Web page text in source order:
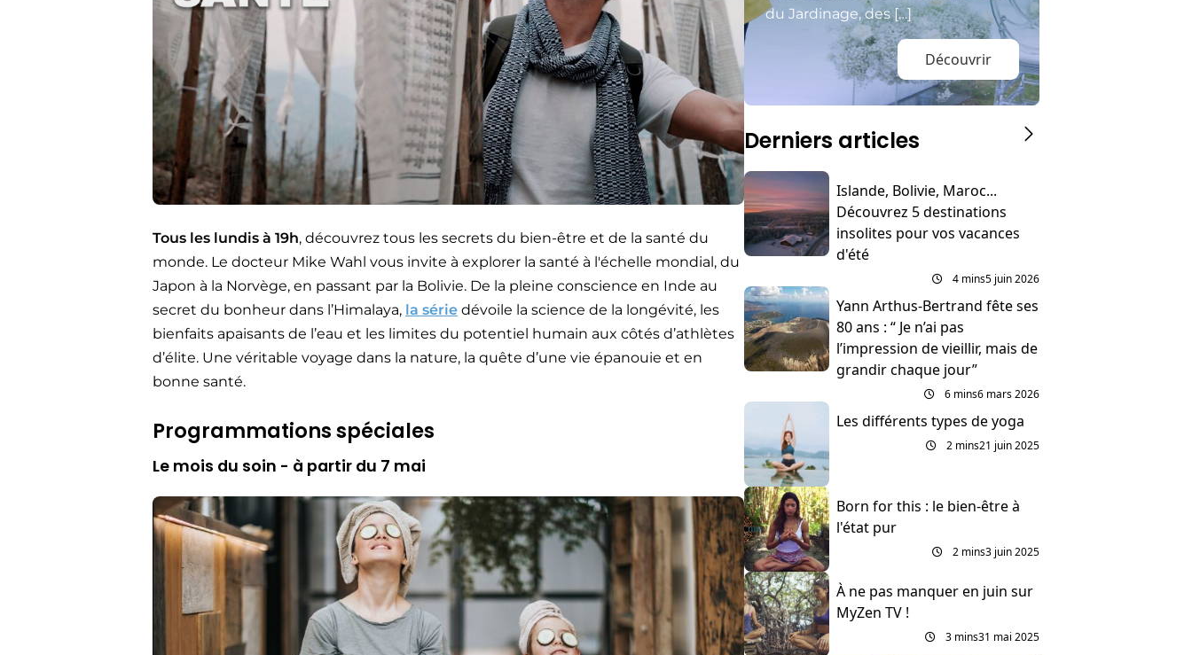
Tous les lundis à 19h, découvrez tous les secrets du bien-être et de la santé du
monde. Le docteur Mike Wahl vous invite à explorer la santé à l'échelle mondial, du
Japon à la Norvège, en passant par la Bolivie. De la pleine conscience en Inde au
secret du bonheur dans l’Himalaya, la série dévoile la science de la longévité, les
bienfaits apaisants de l’eau et les limites du potentiel humain aux côtés d’athlètes
d’élite. Une véritable voyage dans la nature, la quête d’une vie épanouie et en
bonne santé.
Programmations spéciales
Le mois du soin - à partir du 7 mai
du Jardinage, des […]
Découvrir
Derniers articles
Islande, Bolivie, Maroc...
Découvrez 5 destinations
insolites pour vos vacances
d'été
4 mins5 juin 2026
Yann Arthus-Bertrand fête ses
80 ans : “ Je n’ai pas
l’impression de vieillir, mais de
grandir chaque jour”
6 mins6 mars 2026
Les différents types de yoga
2 mins21 juin 2025
Born for this : le bien-être à
l'état pur
2 mins3 juin 2025
À ne pas manquer en juin sur
MyZen TV !
3 mins31 mai 2025